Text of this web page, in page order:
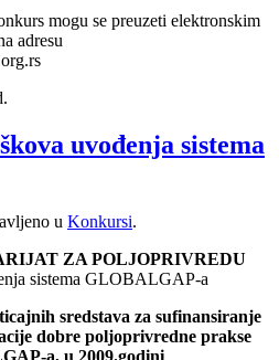
mogu se preuzeti elektronskim
adresu
uvođenja sistema
u Konkursi.
ZA POLJOPRIVREDU
sistema GLOBALGAP-a
sredstava za sufinansiranje
dobre poljoprivredne prakse